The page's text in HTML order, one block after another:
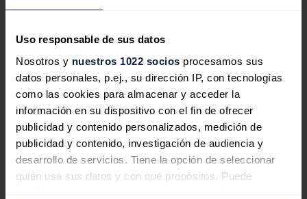
Uso responsable de sus datos
Nosotros y nuestros 1022 socios procesamos sus
datos personales, p.ej., su dirección IP, con tecnologías
como las cookies para almacenar y acceder la
información en su dispositivo con el fin de ofrecer
publicidad y contenido personalizados, medición de
publicidad y contenido, investigación de audiencia y
desarrollo de servicios. Tiene la opción de seleccionar
quién usa sus datos y con qué propósitos. Puede
"Esta adquisición continúa con la sólida trayectoria del
y generador de rendimiento para el mercado de energía
renovable, y brinda seguridad de ejecución a nuestros
socios en un entorno cada vez más dinámico", dijoTim
Short, director gerente de Capital Dynamics.
El asesor legal de la operación ha sidoAmis, Patel &
Brewer, LLP,mientras queMUFG Union Bank NA,
Sumitomo Mitsui Banking Corporation y
Commonwealth Bank of Australiasirvieron como